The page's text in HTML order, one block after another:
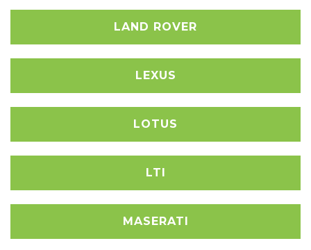
LAND ROVER
LEXUS
LOTUS
LTI
MASERATI